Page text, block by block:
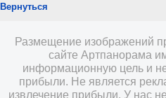
Вернуться
Размещение изображений
сайте Артпанорама
информационную цель и
прибыли. Не является
извлечение прибыли. У нас